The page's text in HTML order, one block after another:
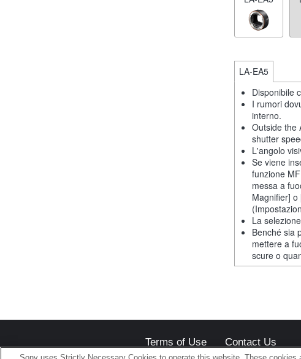
LA-EA5
Disponibile
I rumori
interno.
Outside the
shutter
L'angolo
Se viene
funzione
messa a
Magnifier]
La
Benché sia
mettere a
scure o
Terms of Use Contact Us